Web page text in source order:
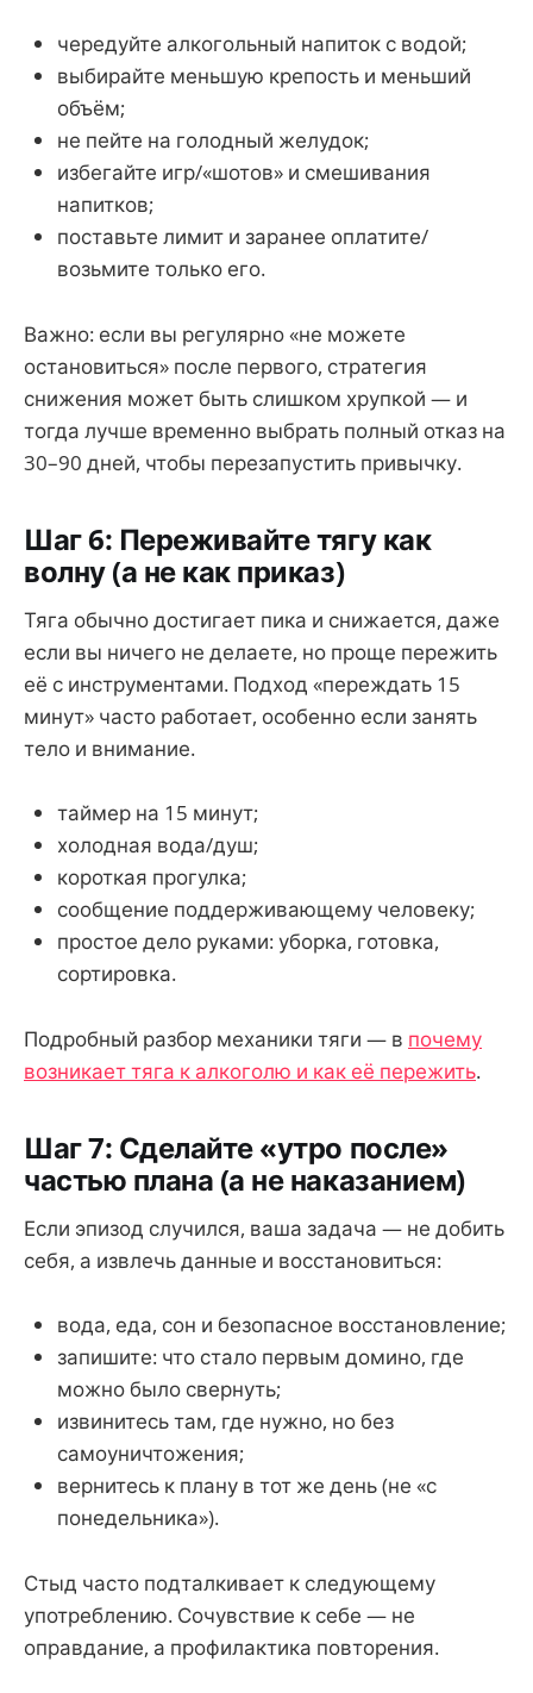
чередуйте алкогольный напиток с водой;
выбирайте меньшую крепость и меньший
объём;
не пейте на голодный желудок;
избегайте игр/«шотов» и смешивания
напитков;
поставьте лимит и заранее оплатите/
возьмите только его.
Важно: если вы регулярно «не можете
остановиться» после первого, стратегия
снижения может быть слишком хрупкой — и
тогда лучше временно выбрать полный отказ на
30–90 дней, чтобы перезапустить привычку.
Шаг 6: Переживайте тягу как
волну (а не как приказ)
Тяга обычно достигает пика и снижается, даже
если вы ничего не делаете, но проще пережить
её с инструментами. Подход «переждать 15
минут» часто работает, особенно если занять
тело и внимание.
таймер на 15 минут;
холодная вода/душ;
короткая прогулка;
сообщение поддерживающему человеку;
простое дело руками: уборка, готовка,
сортировка.
Подробный разбор механики тяги — в почему
возникает тяга к алкоголю и как её пережить.
Шаг 7: Сделайте «утро после»
частью плана (а не наказанием)
Если эпизод случился, ваша задача — не добить
себя, а извлечь данные и восстановиться:
вода, еда, сон и безопасное восстановление;
запишите: что стало первым домино, где
можно было свернуть;
извинитесь там, где нужно, но без
самоуничтожения;
вернитесь к плану в тот же день (не «с
понедельника»).
Стыд часто подталкивает к следующему
употреблению. Сочувствие к себе — не
оправдание, а профилактика повторения.